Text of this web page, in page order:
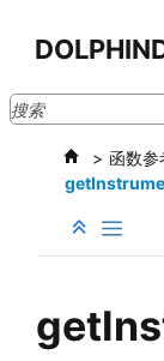
函数参